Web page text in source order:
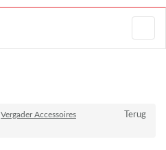
Terug
Vergader Accessoires